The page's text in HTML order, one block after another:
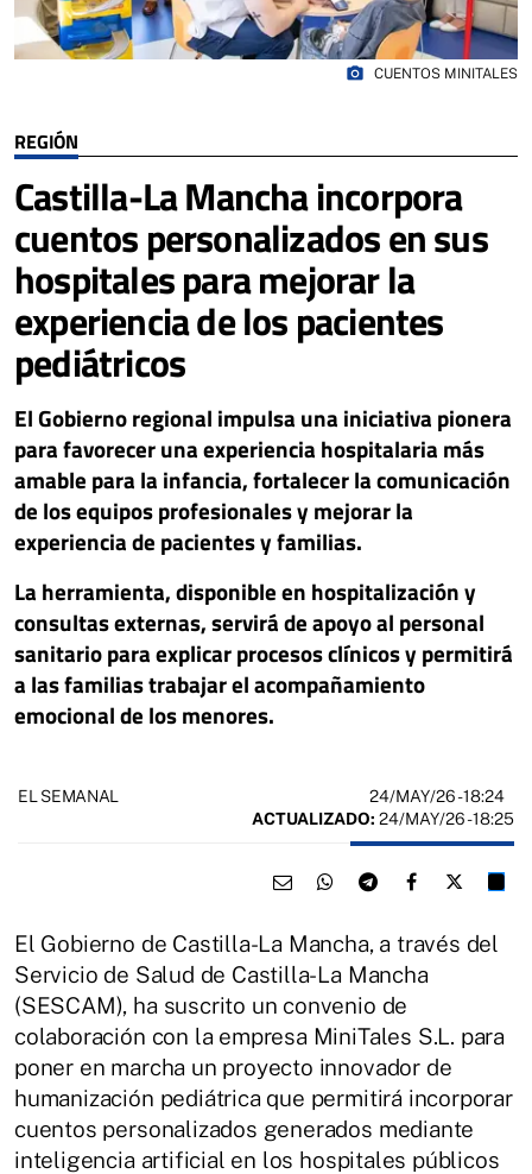
REGIÓN
Castilla-La Mancha incorpora
cuentos personalizados en sus
hospitales para mejorar la
experiencia de los pacientes
pediátricos
El Gobierno regional impulsa una iniciativa pionera
para favorecer una experiencia hospitalaria más
amable para la infancia, fortalecer la comunicación
de los equipos profesionales y mejorar la
experiencia de pacientes y familias.
La herramienta, disponible en hospitalización y
consultas externas, servirá de apoyo al personal
sanitario para explicar procesos clínicos y permitirá
a las familias trabajar el acompañamiento
emocional de los menores.
photo_camera CUENTOS MINITALES
EL SEMANAL 24/MAY/26- 18:24
ACTUALIZADO: 24/MAY/26 - 18:25
El Gobierno de Castilla-La Mancha, a través del
Servicio de Salud de Castilla-La Mancha
(SESCAM), ha suscrito un convenio de
colaboración con la empresa MiniTales S.L. para
poner en marcha un proyecto innovador de
humanización pediátrica que permitirá incorporar
cuentos personalizados generados mediante
inteligencia artificial en los hospitales públicos